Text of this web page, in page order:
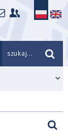
szukaj...